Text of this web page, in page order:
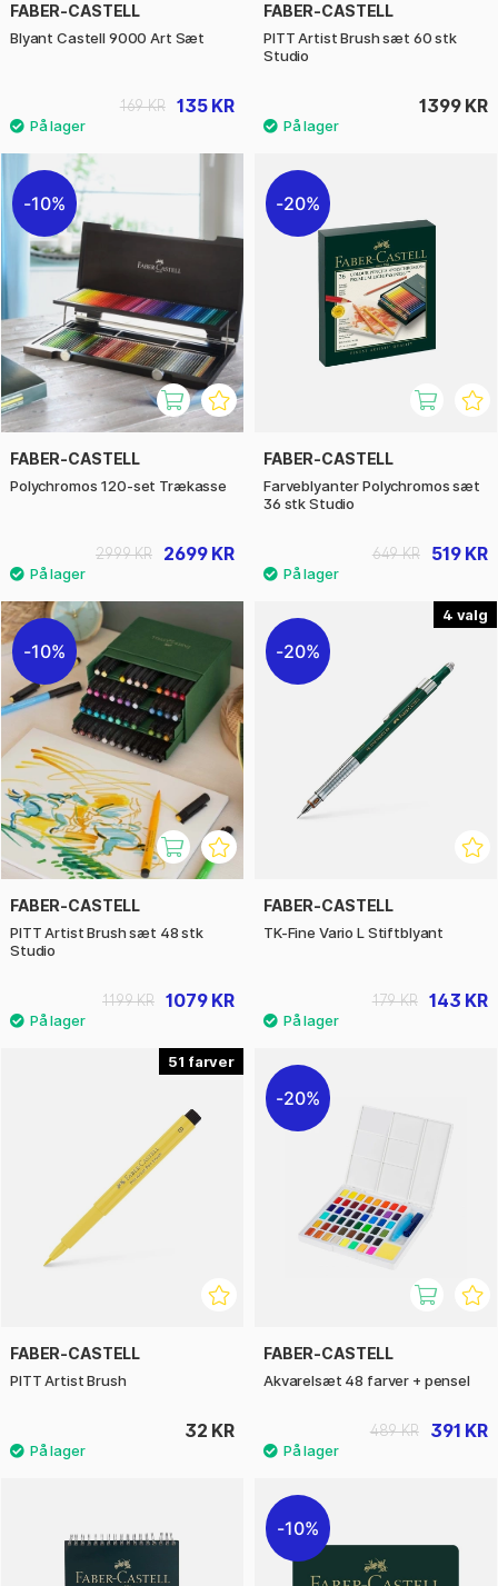
FABER-CASTELL
Blyant Castell 9000 Art Sæt
135 KR
169 KR
FABER-CASTELL
PITT Artist Brush sæt 60 stk
Studio
1399 KR
10%
FABER-CASTELL
Polychromos 120-set Trækasse
2699 KR
2999 KR
20%
FABER-CASTELL
Farveblyanter Polychromos sæt
36 stk Studio
519 KR
649 KR
10%
FABER-CASTELL
PITT Artist Brush sæt 48 stk
Studio
1079 KR
1199 KR
4
20%
FABER-CASTELL
TK-Fine Vario L Stiftblyant
143 KR
179 KR
51
FABER-CASTELL
PITT Artist Brush
32 KR
20%
FABER-CASTELL
Akvarelsæt 48 farver + pensel
391 KR
489 KR
10%